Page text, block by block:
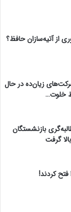
از آتیه‌سازان حافظ؟
زیان‌ده در حال
خلوت…
بازنشستگان
گرفت
کردند!